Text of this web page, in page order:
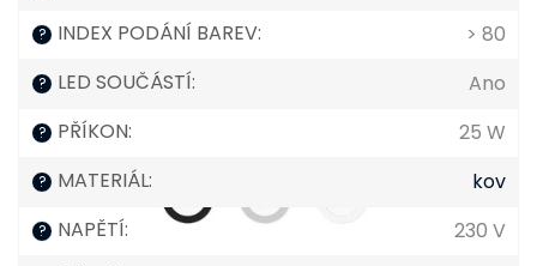
? INDEX PODÁNÍ BAREV: > 80
? LED SOUČÁSTÍ: Ano
? PŘÍKON: 25 W
? MATERIÁL: kov
? NAPĚTÍ:
230 V